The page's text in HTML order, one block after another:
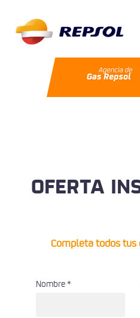
OFERTA
Completa todos tus
Nombre *